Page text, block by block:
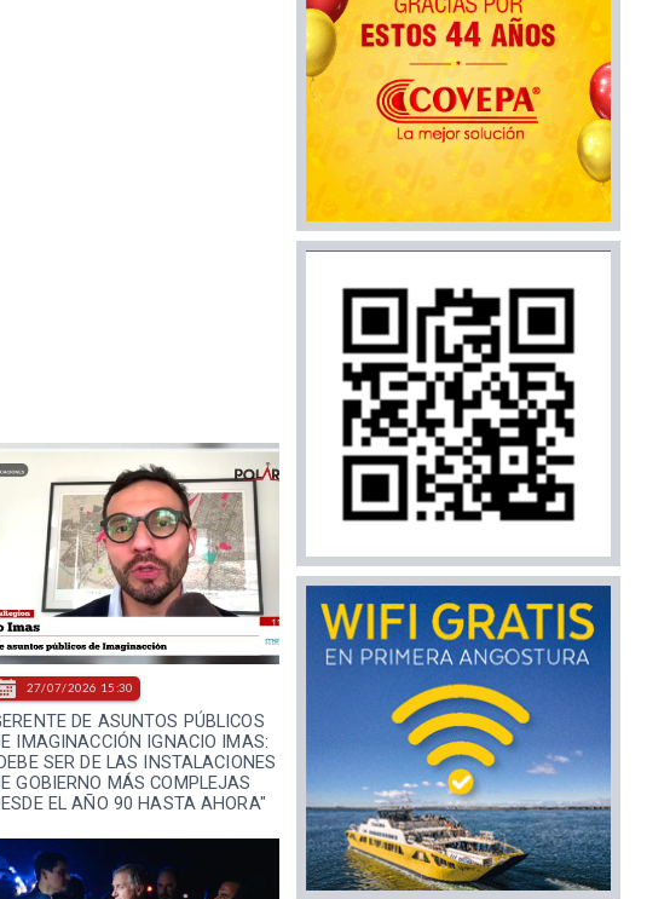
DE ASUNTOS PÚBLICOS
IMAGINACCIÓN IGNACIO IMAS:
SER DE LAS INSTALACIONES
GOBIERNO MÁS COMPLEJAS
EL AÑO 90 HASTA AHORA"
27/07/2026 15:30